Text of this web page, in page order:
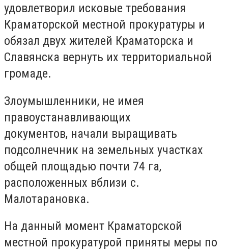
удовлетворил исковые требования
Краматорской местной прокуратуры и
обязал двух жителей Краматорска и
Славянска вернуть их территориальной
громаде.
Злоумышленники, не имея
правоустанавливающих
документов, начали выращивать
подсолнечник на земельных участках
общей площадью почти 74 га,
расположенных вблизи с.
Малотарановка.
На данный момент Краматорской
местной прокуратурой приняты меры по